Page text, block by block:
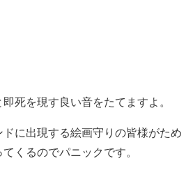
即死を現す良い音をたてますよ。
に出現する絵画守りの皆様がため
くるのでパニックです。